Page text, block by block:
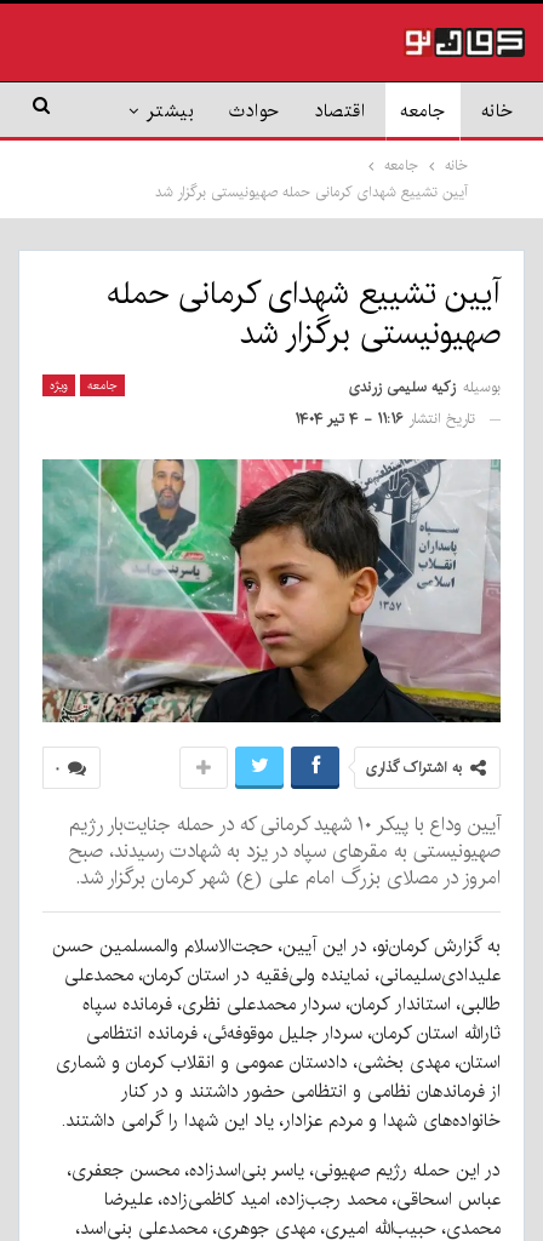
خانه جامعه اقتصاد حوادث بیشتر
خانه
جامعه
آیین تشییع شهدای کرمانی حمله صهیونیستی برگزار شد
آیین تشییع شهدای کرمانی حمله
صهیونیستی برگزار شد
جامعه ویژه بوسیله زکیه سلیمی زرندی
تاریخ انتشار ۱۱:۱۶ - ۴ تیر ۱۴۰۴
۰ به اشتراک گذاری
آیین وداع با پیکر ۱۰ شهید کرمانی که در حمله جنایت‌بار رژیم
صهیونیستی به مقرهای سپاه در یزد به شهادت رسیدند، صبح
امروز در مصلای بزرگ امام علی (ع) شهر کرمان برگزار شد.
به گزارش کرمان‌نو، در این آیین، حجت‌الاسلام والمسلمین حسن
علیدادی‌سلیمانی، نماینده ولی‌فقیه در استان کرمان، محمدعلی
طالبی، استاندار کرمان، سردار محمدعلی نظری، فرمانده سپاه
ثارالله استان کرمان، سردار جلیل موقوفه‌ئی، فرمانده انتظامی
استان، مهدی بخشی، دادستان عمومی و انقلاب کرمان و شماری
از فرماندهان نظامی و انتظامی حضور داشتند و در کنار
خانواده‌های شهدا و مردم عزادار، یاد این شهدا را گرامی داشتند.
در این حمله رژیم صهیونی، یاسر بنی‌اسدزاده، محسن جعفری،
عباس اسحاقی، محمد رجب‌زاده، امید کاظمی‌زاده، علیرضا
محمدی، حبیب‌الله امیری، مهدی جوهری، محمدعلی بنی‌اسد،